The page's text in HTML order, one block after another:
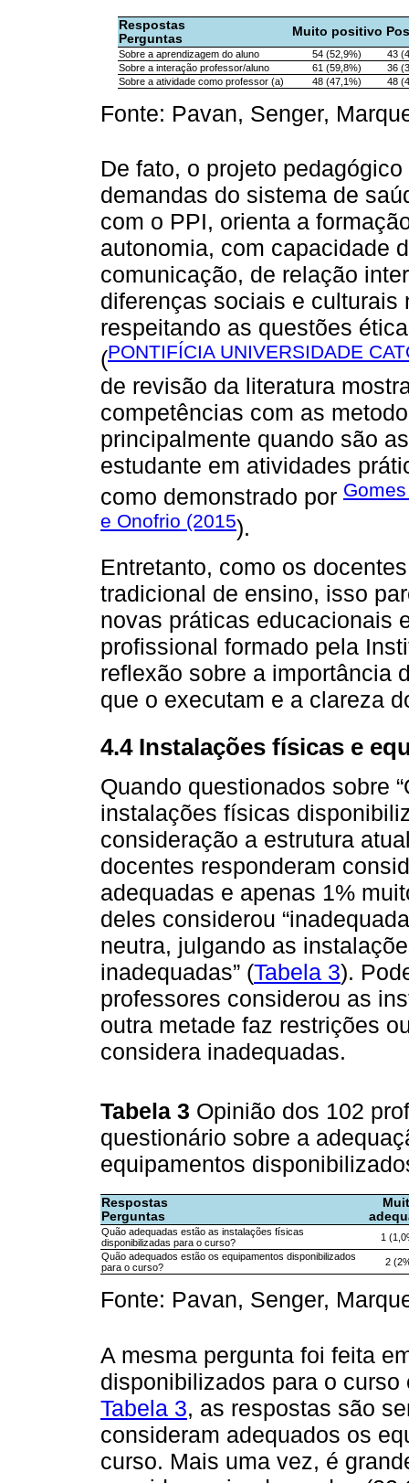
Respostas
Perguntas
Muito positivo
Sobre a aprendizagem do aluno 54 (52,9%)
43
Sobre a interação professor/aluno
61 (59,8%)
36
Sobre a atividade como professor (a)
48 (47,1%) 48
Fonte: Pavan, Senger,
De fato, o projeto
demandas do sistema de
com o PPI, orienta a
autonomia, com capacidade
comunicação, de relação
diferenças sociais e culturais
respeitando as questões
(PONTIFÍCIA UNIVERSIDADE
de revisão da literatura
competências com as
principalmente quando são
estudante em atividades
como demonstrado por
e Onofrio (2015).
Entretanto, como os
tradicional de ensino, isso
novas práticas educacionais
profissional formado pela
reflexão sobre a importância
que o executam e a clareza
4.4 Instalações físicas e
Quando questionados sobre
instalações físicas
consideração a estrutura
docentes responderam
adequadas e apenas 1%
deles considerou
neutra, julgando as
inadequadas” (Tabela 3).
professores considerou as
outra metade faz restrições
considera inadequadas.
Tabela 3 Opinião dos 102
questionário sobre a
equipamentos
Respostas
Perguntas
Quão adequadas estão as instalações físicas
disponibilizadas para o curso?
1
Quão adequados estão os equipamentos disponibilizados
para o curso?
2
Fonte: Pavan, Senger,
A mesma pergunta foi feita
disponibilizados para o
Tabela 3, as respostas são
consideram adequados os
curso. Mais uma vez, é